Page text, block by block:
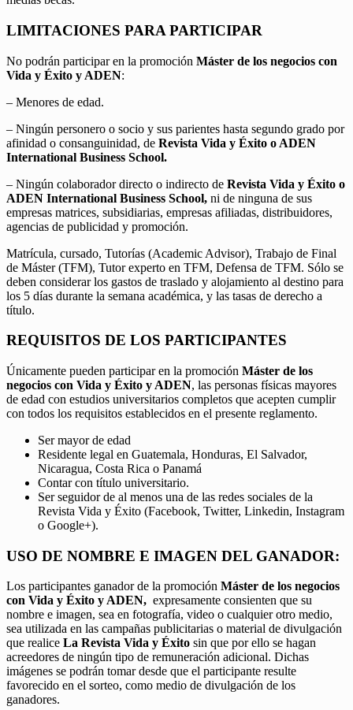
LIMITACIONES PARA PARTICIPAR
No podrán participar en la promoción Máster de los negocios con
Vida y Éxito y ADEN:
– Menores de edad.
– Ningún personero o socio y sus parientes hasta segundo grado por
afinidad o consanguinidad, de Revista Vida y Éxito o ADEN
International Business School.
– Ningún colaborador directo o indirecto de Revista Vida y Éxito o
ADEN International Business School, ni de ninguna de sus
empresas matrices, subsidiarias, empresas afiliadas, distribuidores,
agencias de publicidad y promoción.
Matrícula, cursado, Tutorías (Academic Advisor), Trabajo de Final
de Máster (TFM), Tutor experto en TFM, Defensa de TFM. Sólo se
deben considerar los gastos de traslado y alojamiento al destino para
los 5 días durante la semana académica, y las tasas de derecho a
título.
REQUISITOS DE LOS PARTICIPANTES
Únicamente pueden participar en la promoción Máster de los
negocios con Vida y Éxito y ADEN, las personas físicas mayores
de edad con estudios universitarios completos que acepten cumplir
con todos los requisitos establecidos en el presente reglamento.
Ser mayor de edad
Residente legal en Guatemala, Honduras, El Salvador,
Nicaragua, Costa Rica o Panamá
Contar con título universitario.
Ser seguidor de al menos una de las redes sociales de la
Revista Vida y Éxito (Facebook, Twitter, Linkedin, Instagram
o Google+).
USO DE NOMBRE E IMAGEN DEL GANADOR:
Los participantes ganador de la promoción Máster de los negocios
con Vida y Éxito y ADEN, expresamente consienten que su
nombre e imagen, sea en fotografía, video o cualquier otro medio,
sea utilizada en las campañas publicitarias o material de divulgación
que realice La Revista Vida y Éxito sin que por ello se hagan
acreedores de ningún tipo de remuneración adicional. Dichas
imágenes se podrán tomar desde que el participante resulte
favorecido en el sorteo, como medio de divulgación de los
ganadores.